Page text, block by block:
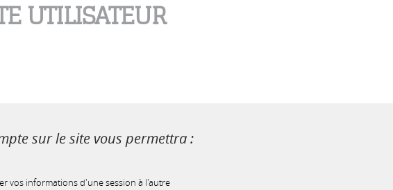
UTILISATEUR
sur le site vous permettra :
vos informations d'une session à l'autre